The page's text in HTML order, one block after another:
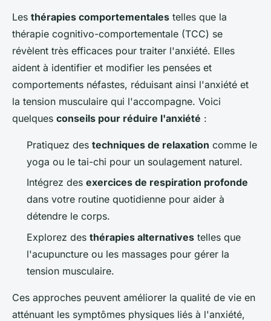
Les thérapies comportementales telles que la
thérapie cognitivo-comportementale (TCC) se
révèlent très efficaces pour traiter l'anxiété. Elles
aident à identifier et modifier les pensées et
comportements néfastes, réduisant ainsi l'anxiété et
la tension musculaire qui l'accompagne. Voici
quelques conseils pour réduire l'anxiété :
Pratiquez des techniques de relaxation comme le
yoga ou le tai-chi pour un soulagement naturel.
Intégrez des exercices de respiration profonde
dans votre routine quotidienne pour aider à
détendre le corps.
Explorez des thérapies alternatives telles que
l'acupuncture ou les massages pour gérer la
tension musculaire.
Ces approches peuvent améliorer la qualité de vie en
atténuant les symptômes physiques liés à l'anxiété,